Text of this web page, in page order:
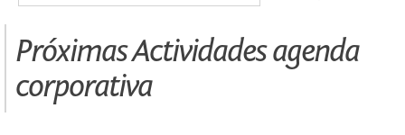
Próximas Actividades agenda
corporativa